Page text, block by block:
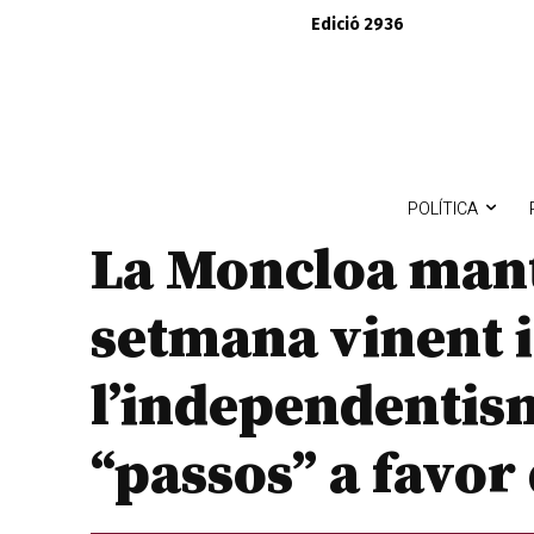
Edició 2936
POLÍTICA
La Moncloa
setmana vinent
“passos” a